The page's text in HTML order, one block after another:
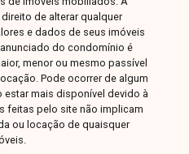
de alterar qualquer
e dados de seus imóveis
do condomínio é
menor ou mesmo passível
Pode ocorrer de algum
estar mais disponível devido à
feitas pelo site não implicam
ou locação de quaisquer